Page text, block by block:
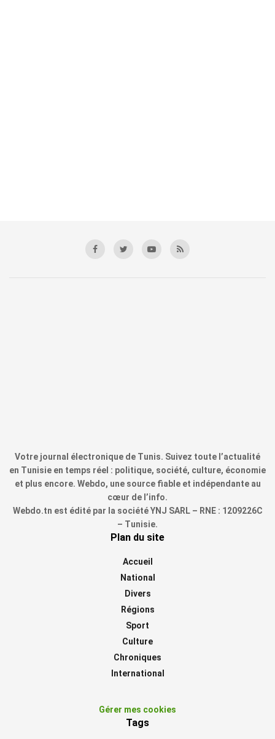
Votre journal électronique de Tunis. Suivez toute l’actualité
en Tunisie en temps réel : politique, société, culture, économie
et plus encore. Webdo, une source fiable et indépendante au
cœur de l’info.
Webdo.tn est édité par la société YNJ SARL – RNE : 1209226C
– Tunisie.
Plan du site
Accueil
National
Divers
Régions
Sport
Culture
Chroniques
International
Gérer mes cookies
Tags